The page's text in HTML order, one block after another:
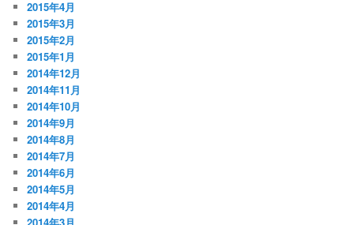
2015年4月
2015年3月
2015年2月
2015年1月
2014年12月
2014年11月
2014年10月
2014年9月
2014年8月
2014年7月
2014年6月
2014年5月
2014年4月